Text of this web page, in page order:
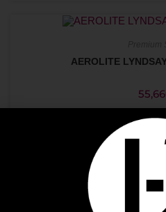
AEROLITE
55,66
AJOUTER
Premium